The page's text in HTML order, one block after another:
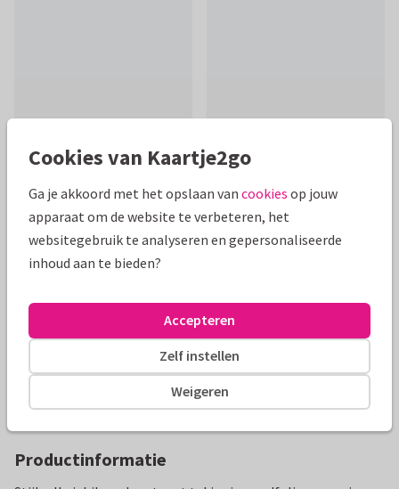
Mooie extra's bij je kaart
Productinformatie
Cookies van Kaartje2go
Ga je akkoord met het opslaan van cookies op jouw
apparaat om de website te verbeteren, het
websitegebruik te analyseren en gepersonaliseerde
inhoud aan te bieden?
Weigeren
Zelf instellen
Accepteren